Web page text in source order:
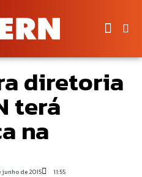
diretoria
terá
na
junho de 2015 11:55